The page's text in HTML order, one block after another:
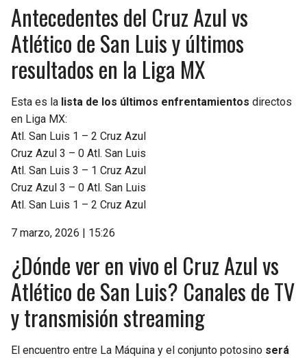
Antecedentes del Cruz Azul vs
Atlético de San Luis y últimos
resultados en la Liga MX
Esta es la lista de los últimos enfrentamientos directos
en Liga MX:
Atl. San Luis 1 – 2 Cruz Azul
Cruz Azul 3 – 0 Atl. San Luis
Atl. San Luis 3 – 1 Cruz Azul
Cruz Azul 3 – 0 Atl. San Luis
Atl. San Luis 1 – 2 Cruz Azul
7 marzo, 2026 | 15:26
¿Dónde ver en vivo el Cruz Azul vs
Atlético de San Luis? Canales de TV
y transmisión streaming
El encuentro entre La Máquina y el conjunto potosino será